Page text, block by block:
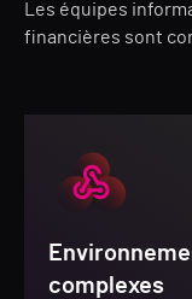
Les équipes
financières sont
complexes